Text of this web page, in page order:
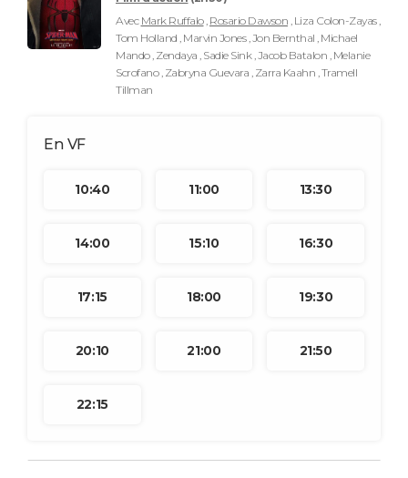
Avec Mark Ruffalo, Rosario Dawson , Liza Colon-Zayas ,
Tom Holland , Marvin Jones , Jon Bernthal , Michael
Mando , Zendaya , Sadie Sink , Jacob Batalon , Melanie
Scrofano , Zabryna Guevara , Zarra Kaahn , Tramell
Tillman
10:40 11:00 13:30
14:00 15:10 16:30
17:15 18:00 19:30
20:10 21:00 21:50
22:15